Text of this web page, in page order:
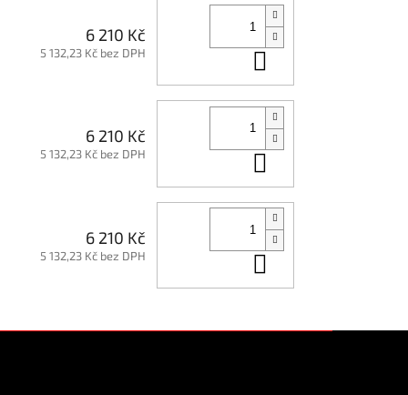
6 210 Kč
5 132,23 Kč bez DPH
6 210 Kč
5 132,23 Kč bez DPH
6 210 Kč
5 132,23 Kč bez DPH